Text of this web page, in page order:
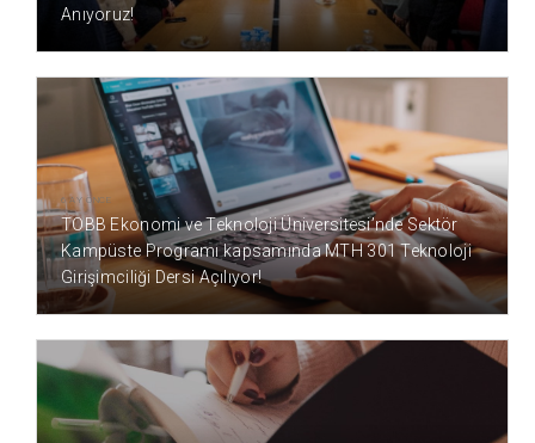
Anıyoruz!
6 AY ÖNCE
TOBB Ekonomi ve Teknoloji Üniversitesi’nde Sektör
Kampüste Programı kapsamında MTH 301 Teknoloji
Girişimciliği Dersi Açılıyor!